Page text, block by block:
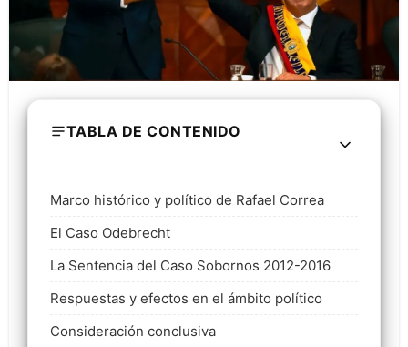
TABLA DE CONTENIDO
Marco histórico y político de Rafael Correa
El Caso Odebrecht
La Sentencia del Caso Sobornos 2012-2016
Respuestas y efectos en el ámbito político
Consideración conclusiva